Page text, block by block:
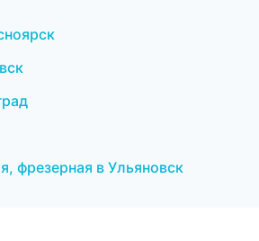
фрезерная в Ульяновск